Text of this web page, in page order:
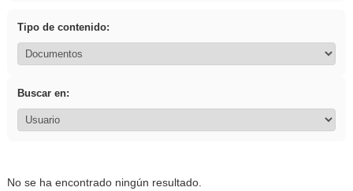
Tipo de contenido:
Buscar en:
No se ha encontrado ningún resultado.